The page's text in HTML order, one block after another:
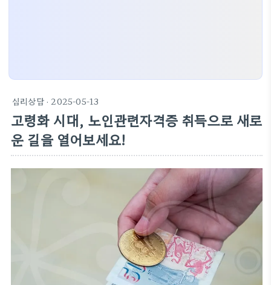
심리상담· 2025-05-13
고령화 시대, 노인관련자격증 취득으로 새로
운 길을 열어보세요!